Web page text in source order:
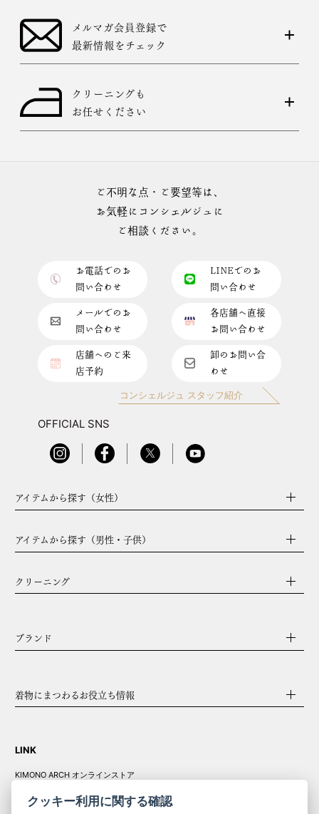
メルマガ会員登録で
最新情報をチェック
クリーニングも
お任せください
ご不明な点・ご要望等は、
お気軽にコンシェルジュに
ご相談ください。
お電話でのお
問い合わせ
LINEでのお
問い合わせ
メールでのお
問い合わせ
各店舗へ直接
お問い合わせ
店舗へのご来
店予約
卸のお問い合
わせ
コンシェルジュ スタッフ紹介
OFFICIAL SNS
アイテムから探す（女性）
アイテムから探す（男性・子供）
クリーニング
ブランド
着物にまつわるお役立ち情報
LINK
KIMONO ARCH オンラインストア
クッキー利用に関する確認